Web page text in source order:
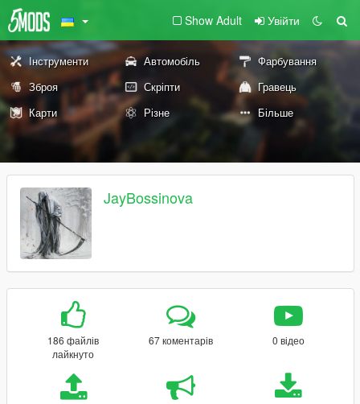
Show Adult Увійти
Інструменти Автомобіль
Фарбування
Зброя
Скріпти
Гравець
Карти
Різне Більше
JayBossinova
186 файлів
лайкнуто
67 коментарів 0 відео